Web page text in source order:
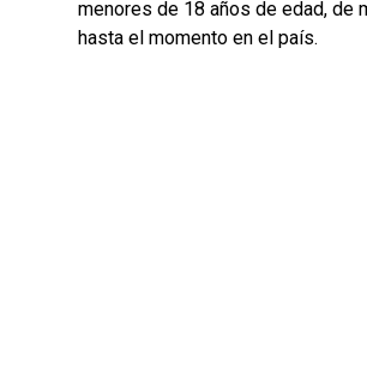
menores de 18 años de edad, de
hasta el momento en el país.